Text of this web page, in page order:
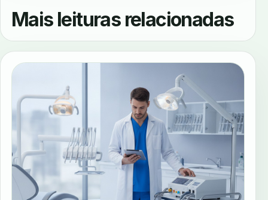
Mais leituras relacionadas